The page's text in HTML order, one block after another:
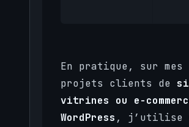
En pratique, sur mes
projets clients de
vitrines ou e-
WordPress , j’utilise